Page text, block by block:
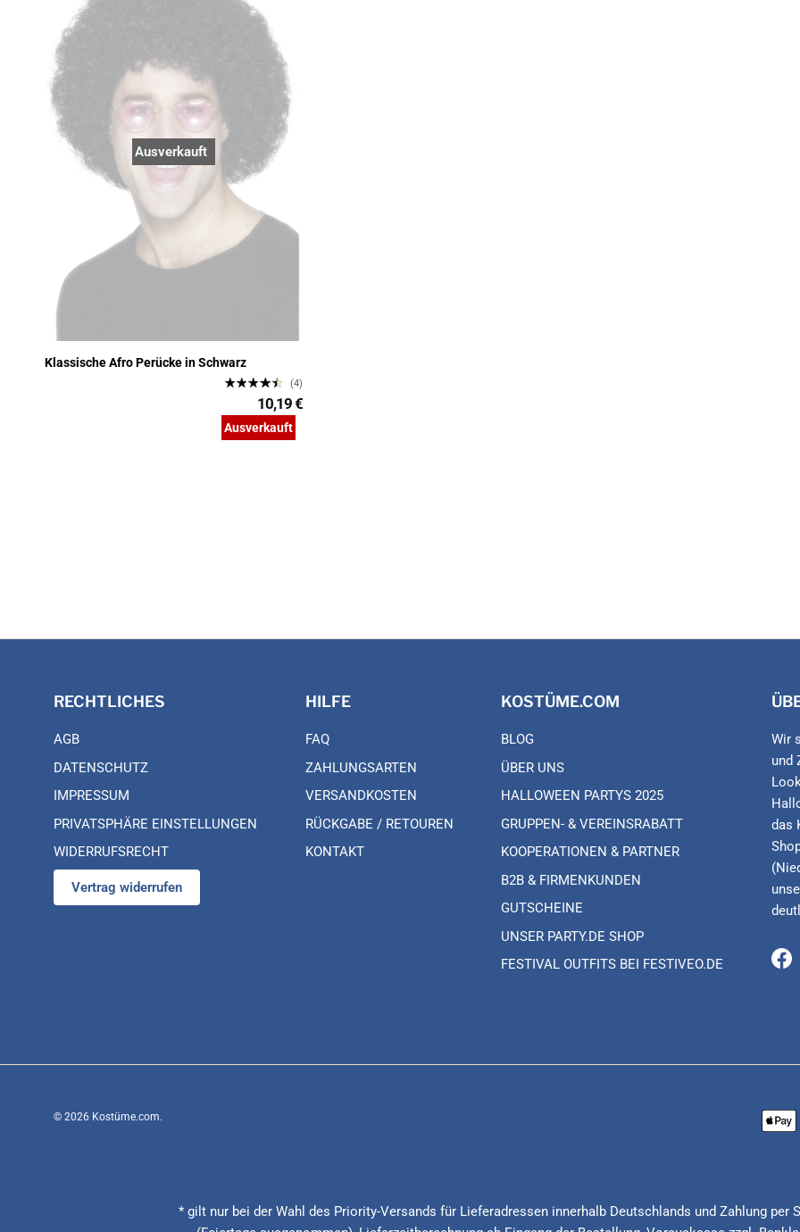
Ausverkauft
Klassische Afro Perücke in Schwarz
(4)
10,19 €
Ausverkauft
RECHTLICHES
AGB
DATENSCHUTZ
IMPRESSUM
PRIVATSPHÄRE EINSTELLUNGEN
WIDERRUFSRECHT
Vertrag widerrufen
HILFE
FAQ
ZAHLUNGSARTEN
VERSANDKOSTEN
RÜCKGABE / RETOUREN
KONTAKT
KOSTÜME.COM
BLOG
ÜBER UNS
HALLOWEEN PARTYS 2025
GRUPPEN- & VEREINSRABATT
KOOPERATIONEN & PARTNER
B2B & FIRMENKUNDEN
GUTSCHEINE
UNSER PARTY.DE SHOP
FESTIVAL OUTFITS BEI FESTIVEO.DE
Wir
und
das
© 2026 Kostüme.com.
* gilt nur bei der Wahl des Priority-Versands für Lieferadressen innerhalb Deutschlands und Zahlung per